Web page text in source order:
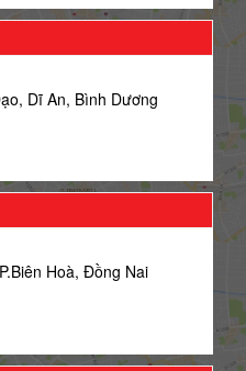
Dĩ An, Bình Dương
Hoà, Đồng Nai